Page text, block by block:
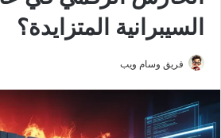
السيبرانية المتزايدة؟
فريق وسام ويب